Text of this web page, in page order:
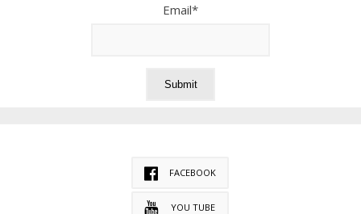
Email*
FACEBOOK
YOU TUBE